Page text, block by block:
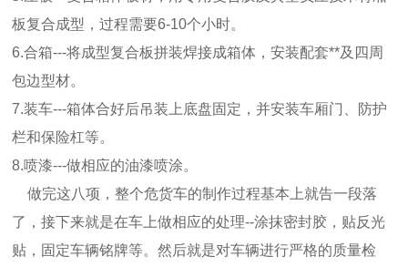
板复合成型，过程需要6-10个小时。
6.合箱---将成型复合板拼装焊接成箱体，安装配套**及四周
包边型材。
7.装车---箱体合好后吊装上底盘固定，并安装车厢门、防护
栏和保险杠等。
8.喷漆---做相应的油漆喷涂。
做完这八项，整个危货车的制作过程基本上就告一段落
了，接下来就是在车上做相应的处理--涂抹密封胶，贴反光
贴，固定车辆铭牌等。然后就是对车辆进行严格的质量检